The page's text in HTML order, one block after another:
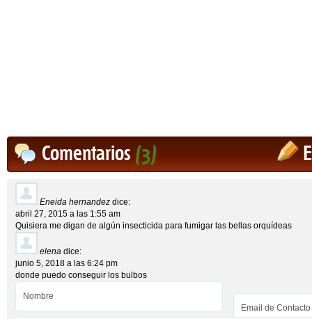
Comentarios(3)
Eneida hernandez dice:
abril 27, 2015 a las 1:55 am
Quisiera me digan de algún insecticida para fumigar las bellas orquídeas
elena dice:
junio 5, 2018 a las 6:24 pm
donde puedo conseguir los bulbos